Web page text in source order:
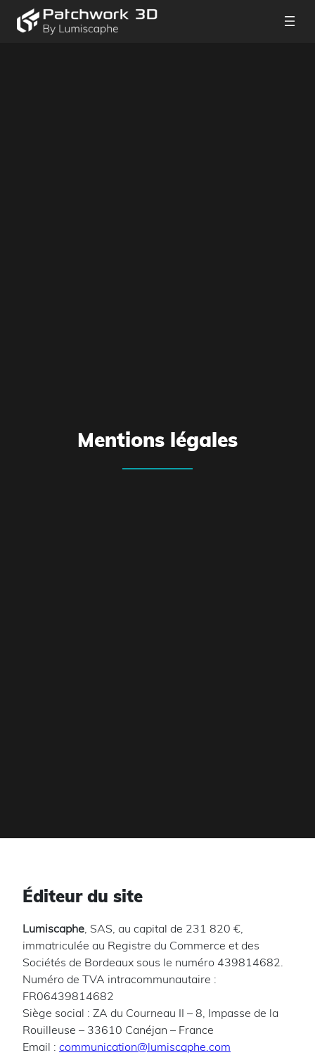
Mentions légales
Éditeur du site
Lumiscaphe, SAS, au capital de 231 820 €,
immatriculée au Registre du Commerce et des
Sociétés de Bordeaux sous le numéro 439814682.
Numéro de TVA intracommunautaire :
FR06439814682
Siège social : ZA du Courneau II – 8, Impasse de la
Rouilleuse – 33610 Canéjan – France
Email : communication@lumiscaphe.com